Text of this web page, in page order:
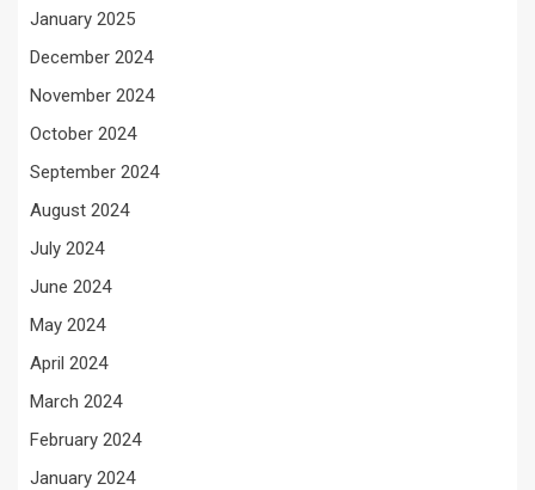
January 2025
December 2024
November 2024
October 2024
September 2024
August 2024
July 2024
June 2024
May 2024
April 2024
March 2024
February 2024
January 2024